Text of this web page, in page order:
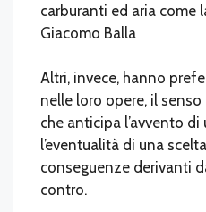
carburanti ed aria come
Giacomo Balla
Altri, invece, hanno
nelle loro opere, il
che anticipa l’avvento
l’eventualità di una
conseguenze derivanti
contro.